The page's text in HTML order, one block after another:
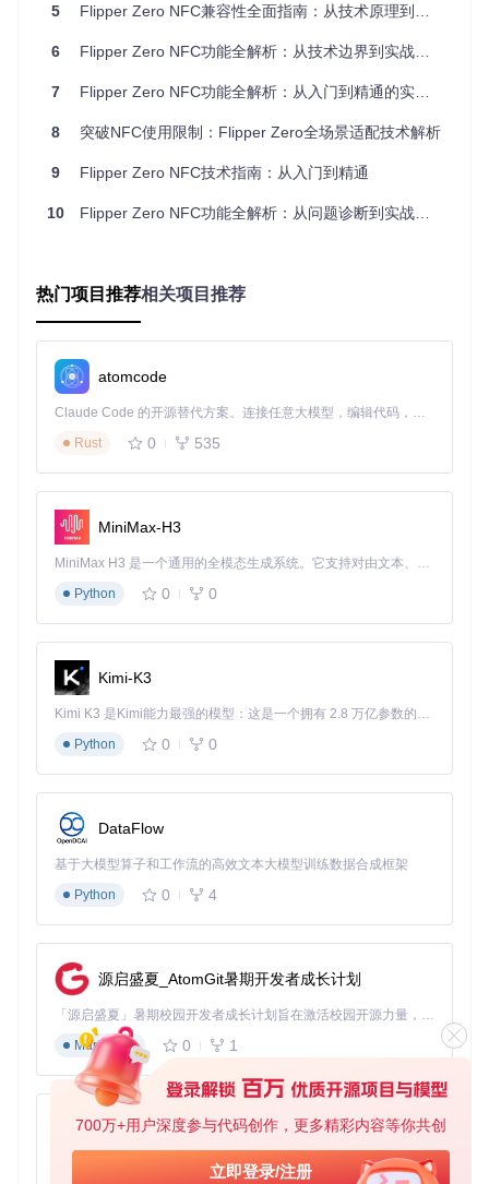
700万+用户深度参与代码创作，更多精彩内容等你共创
立即登录/注册
通信距离：0-5cm
由于硬件设计限制，Flipper Zero无法动态调整工作频率，这
导致与部分工作在13.50MHz的读卡器存在兼容性问题。此
外，加密算法支持的局限性也影响了对某些高端卡片的操作能
三、场景方案：三大核心应用场景解决方案
应用条件
：企业或小区门禁系统使用Mifare Classic 1K/4K卡
片操作步骤
选择"读取卡片"
等待设备完成字典攻击（约10-30秒），如提示"部分扇区
未读取"需进行密钥获取
成功读取后选择"保存卡片"，在门禁读卡器前选择"模拟卡
片"
：门禁系统成功识别并解锁
❌ 误区：认为读取不完整的卡片无法使用 ✅ 正解：部分门
禁系统仅验证特定扇区数据，即使未完全读取也可能成功
模拟
2. 校园一卡通场景：复合卡处理方案
的复合校园卡操作步骤：
分别读取卡片的不同区域，保存为两个独立文件
门禁功能：按Mifare Classic处理流程操作
消费功能：使用手机NFC工具（如NFC Tools）配合Flippe
预期结果
更新
常见误区 ：
❌ 误区：尝试直接模拟整个复合卡 ✅ 正解：需针对不同芯
片类型分别处理，消费区通常需要额外授权
3. 公交卡场景：NTAG/Ultralight处理方案
应用条件：城市交通系统使用的NTAG213/215/216或Mifare U
ltralight卡片操作步骤：
在Flipper Zero中创建并保存空白NTAG216标签
5 Flipper Zero NFC兼容性全面指南：从技术原理到实战解决方案
6 Flipper Zero NFC功能全解析：从技术边界到实战突破
7 Flipper Zero NFC功能全解析：从入门到精通的实战指南
8 突破NFC使用限制：Flipper Zero全场景适配技术解析
9 Flipper Zero NFC技术指南：从入门到精通
10 Flipper Zero NFC功能全解析：从问题诊断到实战指南
热门项目推荐相关项目推荐
atomcode
Claude Code 的开源替代方案。连接任意大模型，编辑代码，运行命令，自动验证 — 全自动执行。用 Rust 构建，极致性能。 ｜ An open-source alternative to Claude Code. Connect any LLM, edit code, run commands, and verify changes — autonomously. Built in Rust for speed. Get Started
Rust
0 535
MiniMax-H3
MiniMax H3 是一个通用的全模态生成系统。它支持对由文本、图像、视频和音频组成的多模态上下文进行统一理解，并能生成分辨率高达 2K、时长可达 15 秒的带原生立体声音频的视频。得益于面向任务泛化的系统设计，H3 在预训练阶段就已具备广泛的多模态上下文理解与生成能力，能够出色地执行复杂的多模态指令。
Python
0 0
Kimi-K3
Kimi K3 是Kimi能力最强的模型：这是一个拥有 2.8 万亿参数的混合专家（MoE）模型，具备原生视觉理解能力，并支持 100 万 token 的上下文窗口。
Python
0 0
DataFlow
基于大模型算子和工作流的高效文本大模型训练数据合成框架
Python
0 4
源启盛夏_AtomGit暑期开发者成长计划
「源启盛夏」暑期校园开发者成长计划旨在激活校园开源力量，通过积分激励、认证扶持、资源倾斜等形式，引导高校组织和开发者完成「入驻 — 建项目 — 做贡献 — 获认证 — 得资源」的完整闭环。无论你是想带领社团入驻平台的组织者，还是希望用代码贡献证明自己的开发者，都能在这里找到属于你的成长路径。
Markdown
0 1
py-xiaozhi
基于Python的Xiaozhi AI，适用于想要完整Xiaozhi体验而无需拥有专用硬件的用户。